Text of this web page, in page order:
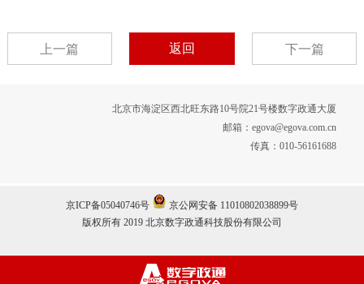
上一篇 返回 下一篇
北京市海淀区西北旺东路10号院21号楼数字政通大厦
邮箱：egova@egova.com.cn
传真：010-56161688
京ICP备05040746号
京公网安备 11010802038899号
版权所有 2019 北京数字政通科技股份有限公司